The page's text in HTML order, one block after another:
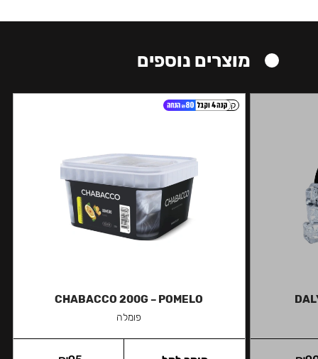
מוצרים נוספים
קל
CHABACCO 200G – POMELO
פומלה